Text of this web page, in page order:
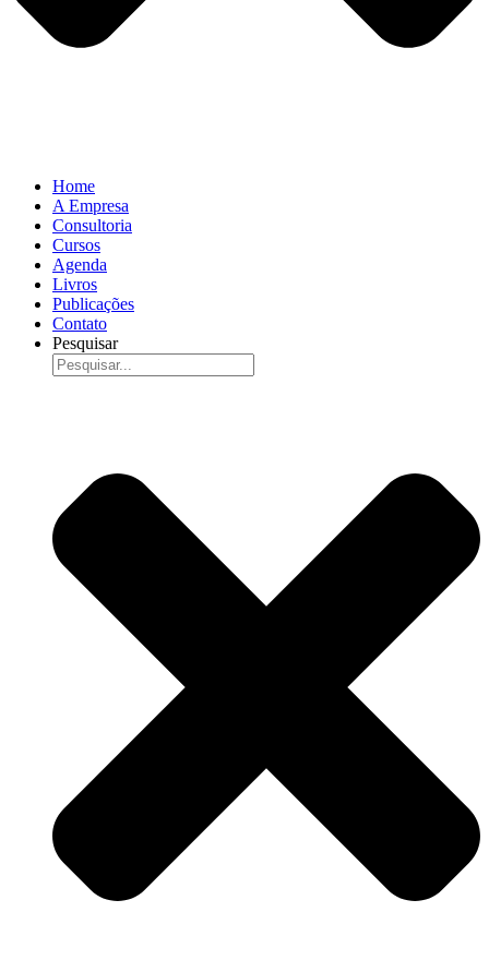
Home
A Empresa
Consultoria
Cursos
Agenda
Livros
Publicações
Contato
Pesquisar